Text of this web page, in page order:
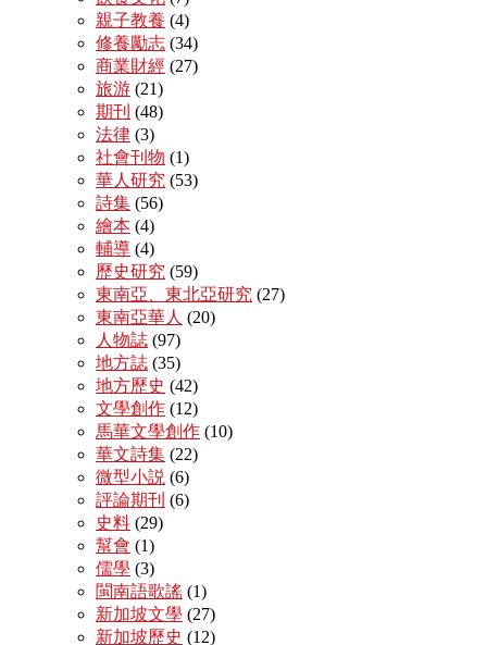
親子教養 (4)
修養勵志 (34)
商業財經 (27)
旅游 (21)
期刊 (48)
法律 (3)
社會刊物 (1)
華人研究 (53)
詩集 (56)
繪本 (4)
輔導 (4)
歷史研究 (59)
東南亞、東北亞研究 (27)
東南亞華人 (20)
人物誌 (97)
地方誌 (35)
地方歷史 (42)
文學創作 (12)
馬華文學創作 (10)
華文詩集 (22)
微型小説 (6)
評論期刊 (6)
史料 (29)
幫會 (1)
儒學 (3)
閩南語歌謠 (1)
新加坡文學 (27)
新加坡歷史 (12)